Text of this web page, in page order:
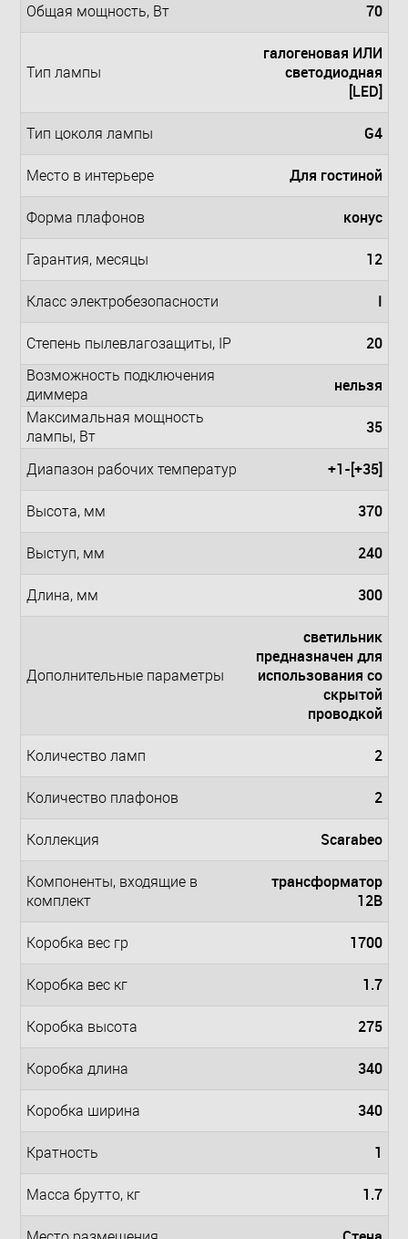
Общая мощность, Вт 70
Тип лампы
галогеновая ИЛИ
светодиодная
[LED]
Тип цоколя лампы G4
Место в интерьере Для гостиной
Форма плафонов конус
Гарантия, месяцы 12
Класс электробезопасности I
Степень пылевлагозащиты, IP 20
Возможность подключения
диммера
нельзя
Максимальная мощность
лампы, Вт
35
Диапазон рабочих температур +1-[+35]
Высота, мм 370
Выступ, мм 240
Длина, мм 300
Дополнительные параметры
светильник
предназначен для
использования со
скрытой
проводкой
Количество ламп 2
Количество плафонов 2
Коллекция Scarabeo
Компоненты, входящие в
комплект
трансформатор
12В
Коробка вес гр 1700
Коробка вес кг 1.7
Коробка высота 275
Коробка длина 340
Коробка ширина 340
Кратность 1
Масса брутто, кг 1.7